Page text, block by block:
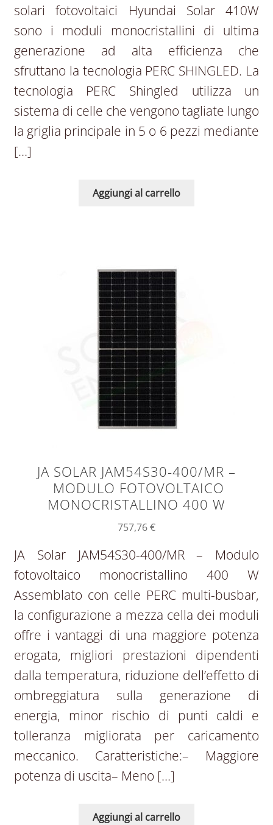
solari fotovoltaici Hyundai Solar 410W
sono i moduli monocristallini di ultima
generazione ad alta efficienza che
sfruttano la tecnologia PERC SHINGLED. La
tecnologia PERC Shingled utilizza un
sistema di celle che vengono tagliate lungo
la griglia principale in 5 o 6 pezzi mediante
[…]
Aggiungi al carrello
JA SOLAR JAM54S30-400/MR –
MODULO FOTOVOLTAICO
MONOCRISTALLINO 400 W
757,76€
JA Solar JAM54S30-400/MR – Modulo
fotovoltaico monocristallino 400 W
Assemblato con celle PERC multi-busbar,
la configurazione a mezza cella dei moduli
offre i vantaggi di una maggiore potenza
erogata, migliori prestazioni dipendenti
dalla temperatura, riduzione dell’effetto di
ombreggiatura sulla generazione di
energia, minor rischio di punti caldi e
tolleranza migliorata per caricamento
meccanico. Caratteristiche:– Maggiore
potenza di uscita– Meno […]
Aggiungi al carrello